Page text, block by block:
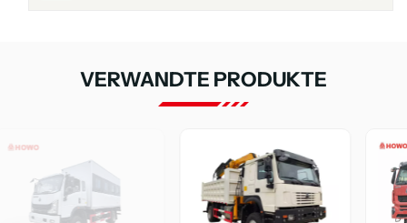
VERWANDTE PRODUKTE